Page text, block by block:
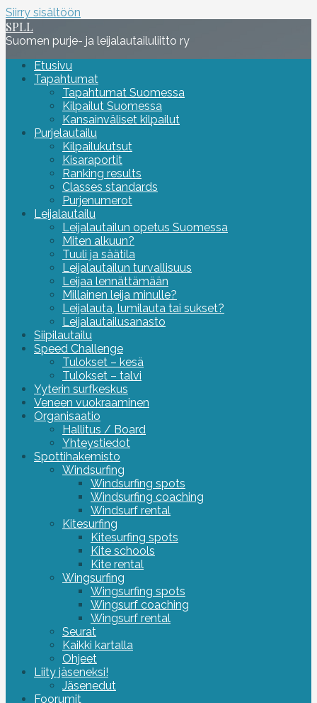
Siirry sisältöön
SPLL
Suomen purje- ja leijalautailuliitto ry
Etusivu
Tapahtumat
Tapahtumat Suomessa
Kilpailut Suomessa
Kansainväliset kilpailut
Purjelautailu
Kilpailukutsut
Kisaraportit
Ranking results
Classes standards
Purjenumerot
Leijalautailu
Leijalautailun opetus Suomessa
Miten alkuun?
Tuuli ja säätila
Leijalautailun turvallisuus
Leijaa lennättämään
Millainen leija minulle?
Leijalauta, lumilauta tai sukset?
Leijalautailusanasto
Siipilautailu
Speed Challenge
Tulokset – kesä
Tulokset – talvi
Yyterin surfkeskus
Veneen vuokraaminen
Organisaatio
Hallitus / Board
Yhteystiedot
Spottihakemisto
Windsurfing
Windsurfing spots
Windsurfing coaching
Windsurf rental
Kitesurfing
Kitesurfing spots
Kite schools
Kite rental
Wingsurfing
Wingsurfing spots
Wingsurf coaching
Wingsurf rental
Seurat
Kaikki kartalla
Ohjeet
Liity jäseneksi!
Jäsenedut
Foorumit